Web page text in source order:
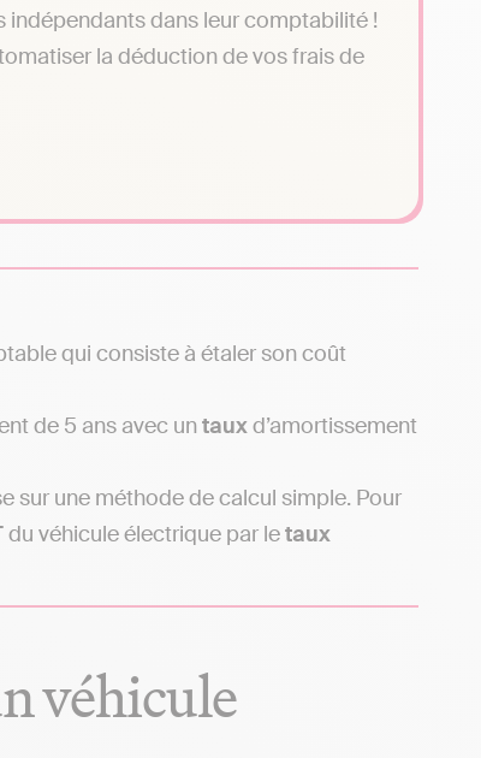
indépendants dans leur comptabilité !
la déduction de vos frais de
qui consiste à étaler son coût
de 5 ans avec untauxd’amortissement
sur une méthode de calcul simple. Pour
du véhicule électrique par letaux
véhicule